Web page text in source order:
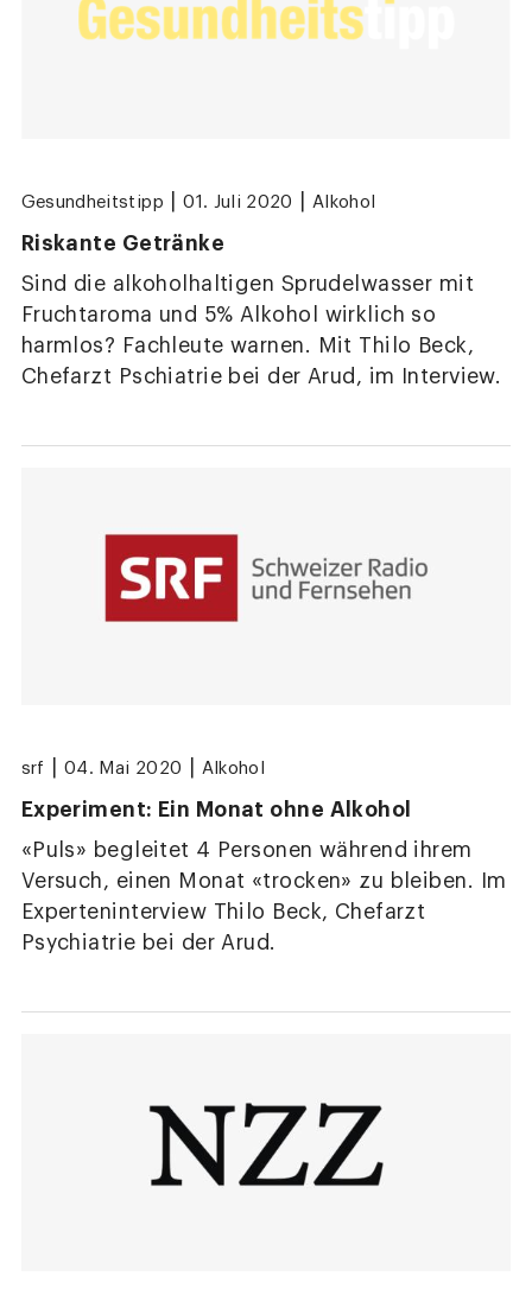
Gesundheitstipp 01. Juli 2020 Alkohol
Riskante Getränke
Sind die alkoholhaltigen Sprudelwasser mit
Frucht­aroma und 5% Alkohol wirklich so
harmlos? Fachleute warnen. Mit Thilo Beck,
Chefarzt Pschiatrie bei der Arud, im Interview.
srf 04. Mai 2020 Alkohol
Experiment: Ein Monat ohne Alkohol
«Puls» begleitet 4 Personen während ihrem
Versuch, einen Monat «trocken» zu bleiben. Im
Experteninterview Thilo Beck, Chefarzt
Psychiatrie bei der Arud.